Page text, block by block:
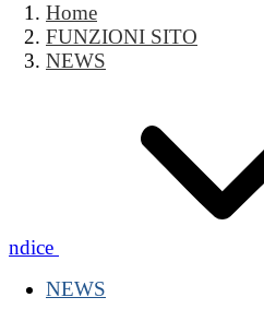
Home
FUNZIONI SITO
NEWS
Indice
NEWS